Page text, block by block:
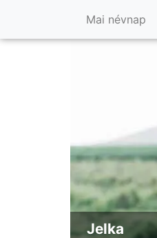
Mai névnap
Jelka